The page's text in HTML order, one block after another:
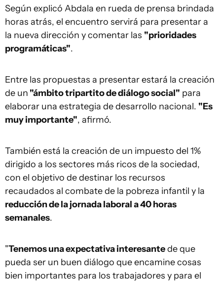
Según explicó Abdala en rueda de prensa brindada
horas atrás, el encuentro servirá para presentar a
la nueva dirección y comentar las "prioridades
programáticas".
Entre las propuestas a presentar estará la creación
de un "ámbito tripartito de diálogo social" para
elaborar una estrategia de desarrollo nacional. "Es
muy importante", afirmó.
También está la creación de un impuesto del 1%
dirigido a los sectores más ricos de la sociedad,
con el objetivo de destinar los recursos
recaudados al combate de la pobreza infantil y la
reducción de la jornada laboral a 40 horas
semanales.
"Tenemos una expectativa interesantede que
pueda ser un buen diálogo que encamine cosas
bien importantes para los trabajadores y para el